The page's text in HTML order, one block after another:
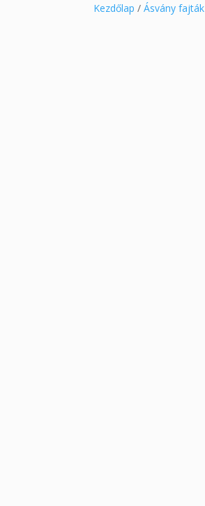
Kezdőlap /Ásvány fajták